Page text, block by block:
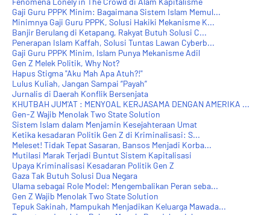
Gaji Guru PPPK Minim: Bagaimana Sistem Islam Memul...
Minimnya Gaji Guru PPPK, Solusi Hakiki Mekanisme K...
Banjir Berulang di Ketapang, Rakyat Butuh Solusi C...
Penerapan Islam Kaffah, Solusi Tuntas Lawan Cyberb...
Gaji Guru PPPK Minim, Islam Punya Mekanisme Adil
Gen Z Melek Politik, Why Not?
Hapus Stigma "Aku Mah Apa Atuh?!"
Lulus Kuliah, Jangan Sampai “Payah”
Jurnalis di Daerah Konflik Bersenjata
KHUTBAH JUM'AT : MENYOAL KERJASAMA DENGAN AMERIKA ...
Gen-Z Wajib Menolak Two State Solution
Sistem Islam dalam Menjamin Kesejahteraan Umat
Ketika kesadaran Politik Gen Z di Kriminalisasi: S...
Meleset! Tidak Tepat Sasaran, Bansos Menjadi Korba...
Mutilasi Marak Terjadi Buntut Sistem Kapitalisasi
Upaya Kriminalisasi Kesadaran Politik Gen Z
Gaza Tak Butuh Solusi Dua Negara
Ulama sebagai Role Model: Mengembalikan Peran seba...
Gen Z Wajib Menolak Two State Solution
Tepuk Sakinah, Mampukah Menjadikan Keluarga Mawada...